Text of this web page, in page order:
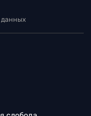
данных